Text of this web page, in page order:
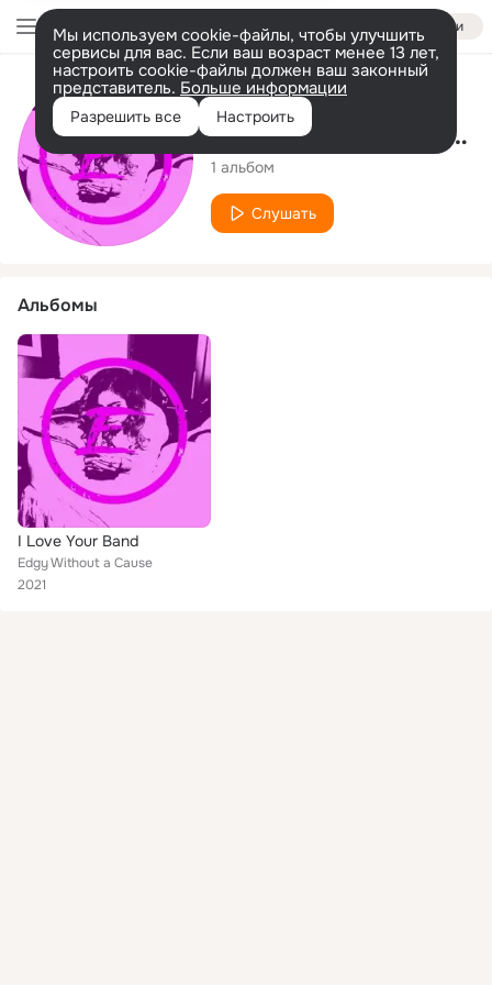
Войти
Мы используем cookie-файлы, чтобы улучшить
сервисы для вас. Если ваш возраст менее 13 лет,
настроить cookie-файлы должен ваш законный
представитель. Больше информации
Разрешить все Настроить
Исполнитель
Edgy Without a Cause
1 альбом
Слушать
Альбомы
I Love Your Band
Edgy Without a Cause
2021